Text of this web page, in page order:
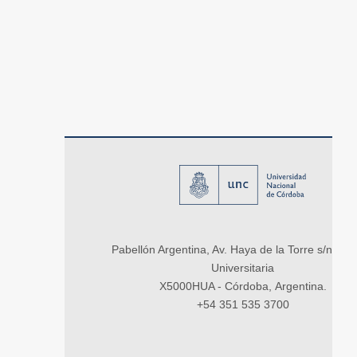
Pabellón Argentina, Av. Haya de la Torre s/n,
Universitaria
X5000HUA - Córdoba, Argentina.
+54 351 535 3700